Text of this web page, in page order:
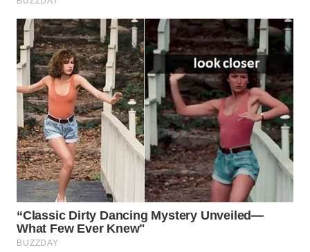
WN
PURWAKARTA
WN
PRIANGAN
TIMUR
WN
SEMARANG
WN
SOLO